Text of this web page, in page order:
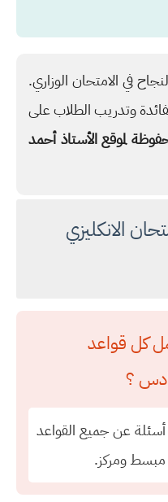
في الامتحان الوزاري.
وتدريب الطلاب على
لموقع الأستاذ أحمد
الانكليزي
كل قواعد
؟
أسئلة عن جميع القواعد
مبسط ومركز.